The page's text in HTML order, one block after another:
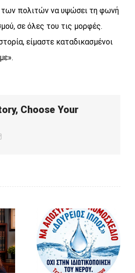
των πολιτών να υψώσει τη φωνή
σε όλες του τις μορφές.
είμαστε καταδικασμένοι
Choose Your
Email